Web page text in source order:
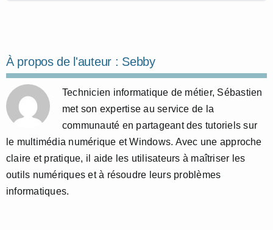
À propos de l'auteur : Sebby
Technicien informatique de métier, Sébastien
met son expertise au service de la
communauté en partageant des tutoriels sur
le multimédia numérique et Windows. Avec une approche
claire et pratique, il aide les utilisateurs à maîtriser les
outils numériques et à résoudre leurs problèmes
informatiques.